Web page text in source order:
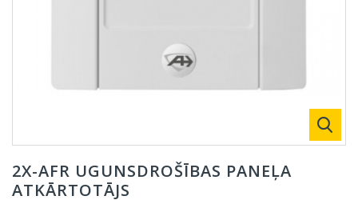
2X-AFR UGUNSDROŠĪBAS PANEĻA
ATKĀRTOTĀJS